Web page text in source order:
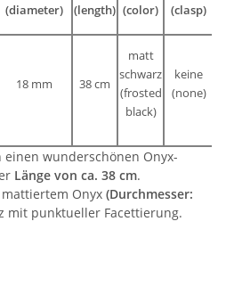
(diameter)
(length) (color)
(clasp)
18 mm 38 cm
matt
schwarz
(frosted
black)
keine
(none)
wunderschönen Onyx-
Länge von ca. 38 cm.
Onyx (Durchmesser:
mit punktueller Facettierung.